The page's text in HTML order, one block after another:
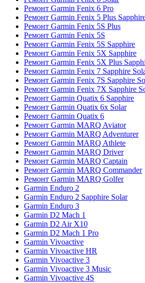
Ремонт Garmin Fenix 6 Pro
Ремонт Garmin Fenix 5 Plus
Ремонт Garmin Fenix 5S Plus
Ремонт Garmin Fenix 5S
Ремонт Garmin Fenix 5S Sapphire
Ремонт Garmin Fenix 5X Sapphire
Ремонт Garmin Fenix 5X Plus
Ремонт Garmin Fenix 7 Sapphire
Ремонт Garmin Fenix 7S Sapphire
Ремонт Garmin Fenix 7X Sapphire
Ремонт Garmin Quatix 6 Sapphire
Ремонт Garmin Quatix 6x Solar
Ремонт Garmin Quatix 6
Ремонт Garmin MARQ Aviator
Ремонт Garmin MARQ Adventurer
Ремонт Garmin MARQ Athlete
Ремонт Garmin MARQ Driver
Ремонт Garmin MARQ Captain
Ремонт Garmin MARQ Commander
Ремонт Garmin MARQ Golfer
Garmin Enduro 2
Garmin Enduro 2 Sapphire Solar
Garmin Enduro 3
Garmin D2 Mach 1
Garmin D2 Air X10
Garmin D2 Mach 1 Pro
Garmin Vivoactive
Garmin Vivoactive HR
Garmin Vivoactive 3
Garmin Vivoactive 3 Music
Garmin Vivoactive 4S